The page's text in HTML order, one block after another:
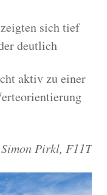
sich tief
deutlich
aktiv zu einer
Simon Pirkl, F11T